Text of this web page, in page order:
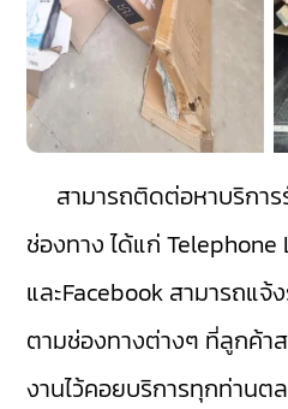
สามารถติดต่อหาบริการ
ช่องทาง ได้แก่
และFacebook สามารถแจ้
ตามช่องทางต่างๆ ที่ลูกค้า
งานไว้คอยบริการทุกท่าน